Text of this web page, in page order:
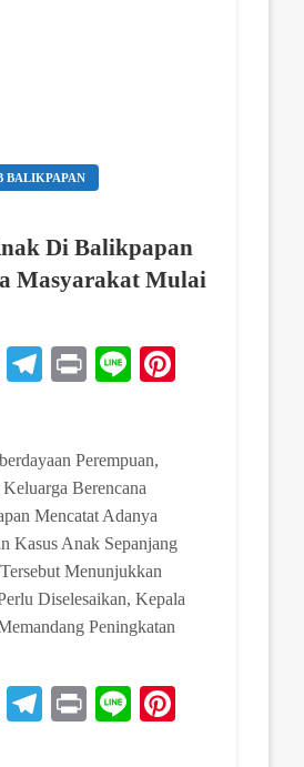
BALIKPAPAN
Di Balikpapan
Masyarakat Mulai
WhatsApp
Telegram
PrintLine
Perempuan,
Berencana
Mencatat Adanya
Kasus Anak Sepanjang
Menunjukkan
Diselesaikan, Kepala
Peningkatan
WhatsApp
Telegram
PrintLine